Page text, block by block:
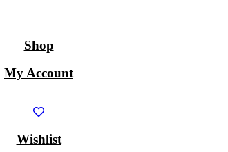
Shop
My Account
Wishlist